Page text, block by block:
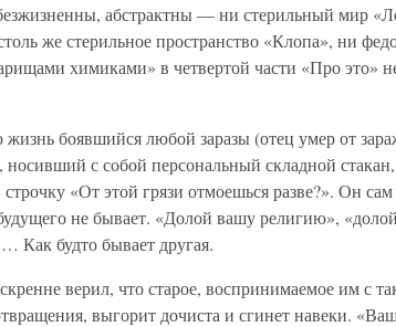
абстрактны — ни стерильный мир
же стерильное пространство «Клопа», ни
химиками» в четвертой части «Про это»
боявшийся любой заразы (отец умер от
с собой персональный складной
«От этой грязи отмоешься разве?». Он
не бывает. «Долой вашу религию»,
Как будто бывает другая.
верил, что старое, воспринимаемое им с
выгорит дочиста и сгинет навеки.